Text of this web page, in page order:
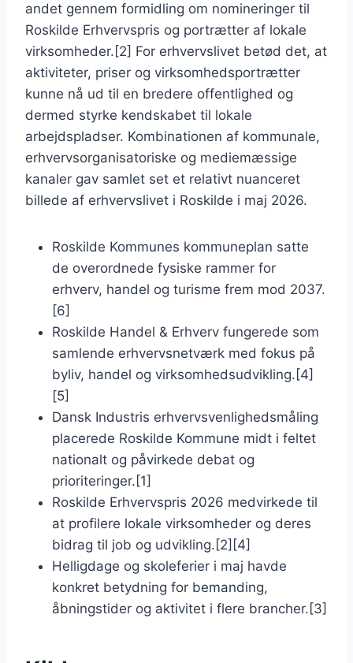
andet gennem formidling om nomineringer til
Roskilde Erhvervspris og portrætter af lokale
virksomheder.[2] For erhvervslivet betød det, at
aktiviteter, priser og virksomhedsportrætter
kunne nå ud til en bredere offentlighed og
dermed styrke kendskabet til lokale
arbejdspladser. Kombinationen af kommunale,
erhvervsorganisatoriske og mediemæssige
kanaler gav samlet set et relativt nuanceret
billede af erhvervslivet i Roskilde i maj 2026.
Roskilde Kommunes kommuneplan satte
de overordnede fysiske rammer for
erhverv, handel og turisme frem mod 2037.
[6]
Roskilde Handel & Erhverv fungerede som
samlende erhvervsnetværk med fokus på
byliv, handel og virksomhedsudvikling.[4]
[5]
Dansk Industris erhvervsvenlighedsmåling
placerede Roskilde Kommune midt i feltet
nationalt og påvirkede debat og
prioriteringer.[1]
Roskilde Erhvervspris 2026 medvirkede til
at profilere lokale virksomheder og deres
bidrag til job og udvikling.[2][4]
Helligdage og skoleferier i maj havde
konkret betydning for bemanding,
åbningstider og aktivitet i flere brancher.[3]